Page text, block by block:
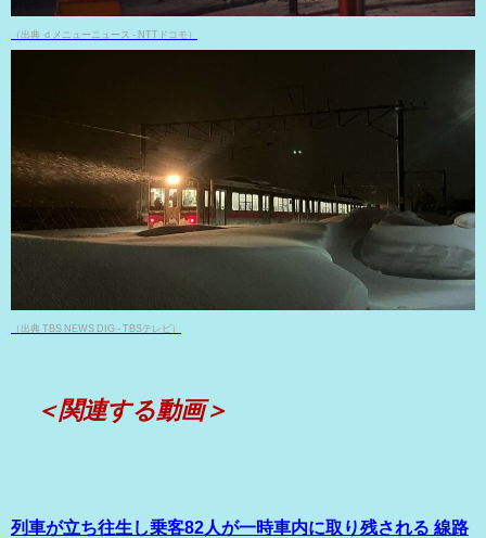
（出典 ｄメニューニュース - NTTドコモ）
（出典 TBS NEWS DIG - TBSテレビ）
＜関連する動画＞
列車が立ち往生し乗客82人が一時車内に取り残される 線路